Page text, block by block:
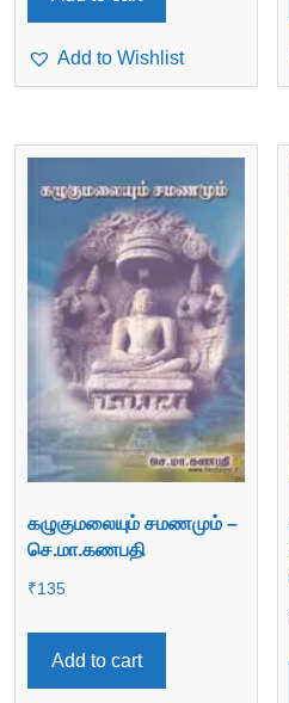
Add to Wishlist
கழுகுமலையும் சமணமும் –
செ.மா.கணபதி
₹135
Add to cart